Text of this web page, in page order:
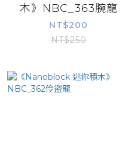
木》NBC_363腕龍
NT$200
NT$250